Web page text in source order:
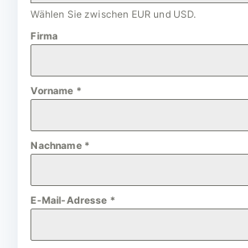
Wählen Sie zwischen EUR und USD.
Firma
Vorname *
Nachname *
E-Mail-Adresse *